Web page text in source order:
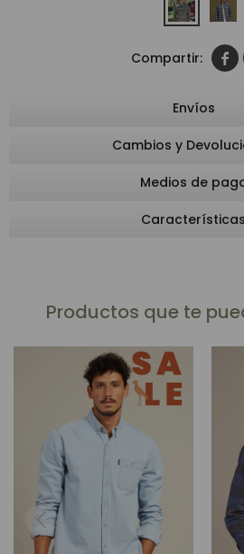

Envíos
Cambios y
Medios de
Características
Productos que te